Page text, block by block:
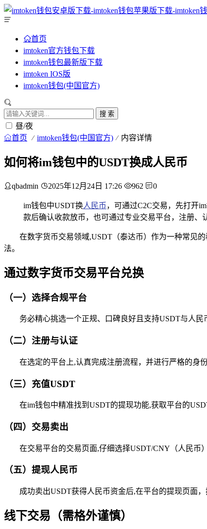
首页
imtoken官方钱包下载
imtoken钱包最新版下载
imtoken IOS版
imtoken钱包(中国官方)
搜 索
昼/夜
首页 imtoken钱包(中国官方) 内容详情
如何将im钱包中的USDT换成人民币
qbadmin 2025年12月24日 17:26 962 0
im钱包中USDT换人民币 ，可通过C2C交易，先打开
款后确认收款放币，也可通过专业交易平台，注册、
在数字货币交易领域,USDT（泰达币）作为一种常见
法。
通过数字货币交易平台兑换
（一）选择合规平台
务必精心挑选一个正规、口碑良好且支持USDT与人
（二）注册与认证
在选定的平台上,认真完成注册流程，并进行严格的身
（三）充值USDT
在im钱包中精准找到USDT的提现功能,获取平台的
（四）交易卖出
在交易平台的交易页面,仔细选择USDT/CNY（人民币
（五）提现人民币
成功卖出USDT获得人民币资金后,在平台的提现页面
线下交易（需格外谨慎）